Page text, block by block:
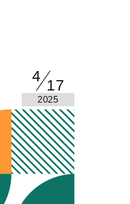
2025
4
17